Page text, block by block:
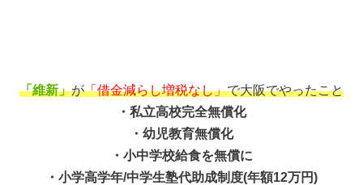
「維新」が「借金減らし増税なし」で大阪でやったこと
・私立高校完全無償化
・幼児教育無償化
・小中学校給食を無償に
・小学高学年/中学生塾代助成制度(年額12万円)